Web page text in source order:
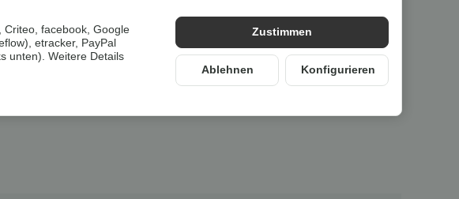
Zustimmen
Ablehnen Konfigurieren
Criteo, facebook, Google
etracker, PayPal
unten). Weitere Details